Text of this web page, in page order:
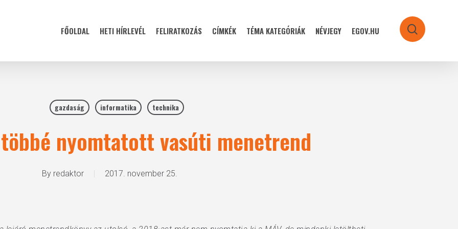
FŐOLDAL HETI HÍRLEVÉL FELIRATKOZÁS CÍMKÉK TÉMA KATEGÓRIÁK NÉVJEGY EGOV.HU search
gazdaság informatika technika
nyomtatott vasúti menetrend
By redaktor 2017. november 25.